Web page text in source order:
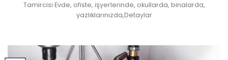
Tamircisi Evde, ofiste, işyerlerinde, okullarda, binalarda,
yazlıklarınızda,Detaylar